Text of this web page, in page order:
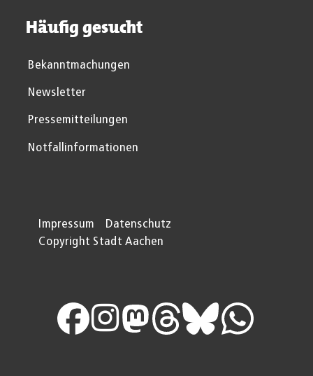
Häufig gesucht
Bekanntmachungen
Newsletter
Pressemitteilungen
Notfallinformationen
Impressum
Datenschutz
Copyright Stadt Aachen